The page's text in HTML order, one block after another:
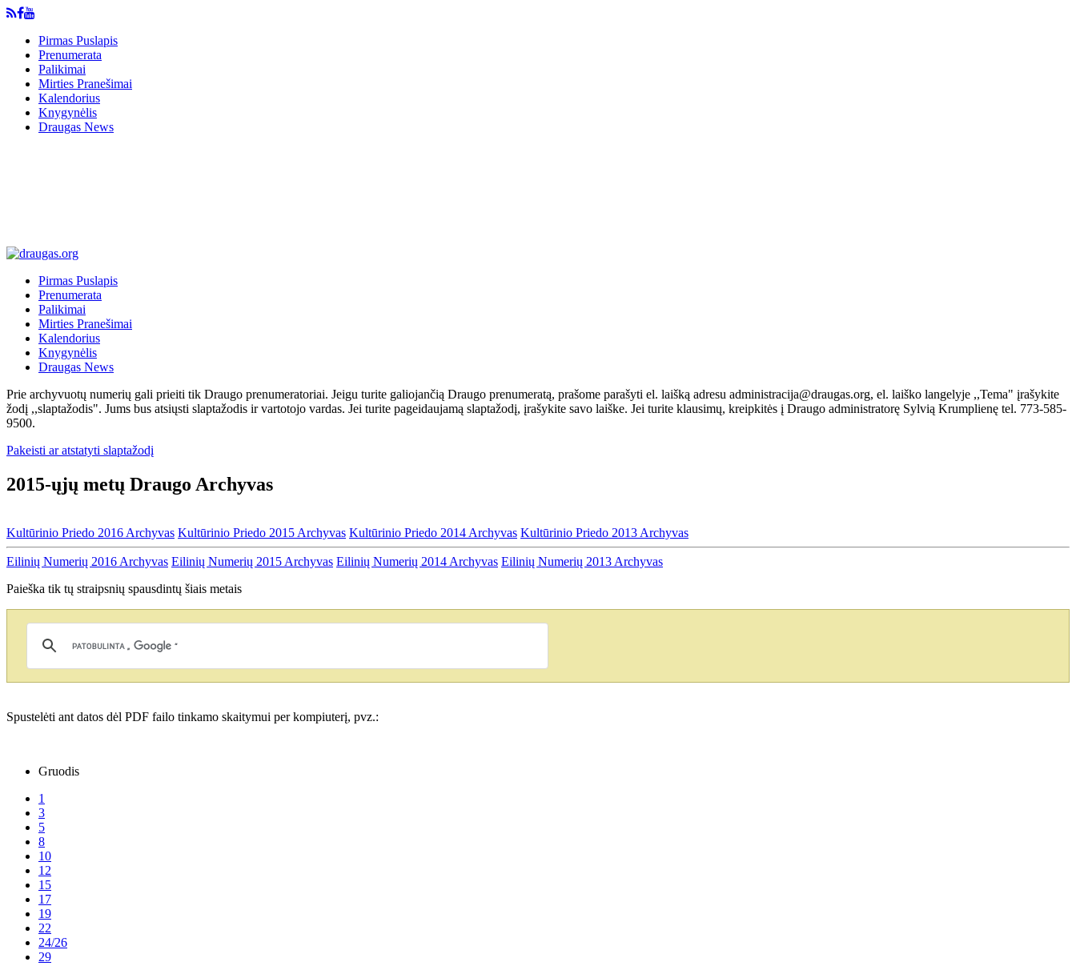
Pirmas Puslapis
Prenumerata
Palikimai
Mirties Pranešimai
Kalendorius
Knygynėlis
Draugas News
Pirmas Puslapis
Prenumerata
Palikimai
Mirties Pranešimai
Kalendorius
Knygynėlis
Draugas News
Prie archyvuotų numerių gali prieiti tik Draugo prenumeratoriai. Jeigu turite galiojančią Draugo prenumeratą, prašome parašyti el. laišką adresu administracija@draugas.org, el. laiško langelyje ,,Tema" įrašykite
žodį ,,slaptažodis". Jums bus atsiųsti slaptažodis ir vartotojo vardas. Jei turite pageidaujamą slaptažodį, įrašykite savo laiške. Jei turite klausimų, kreipkitės į Draugo administratorę Sylvią Krumplienę tel. 773-585-
9500.
Pakeisti ar atstatyti slaptažodį
2015-ųjų metų Draugo Archyvas
Kultūrinio Priedo 2016 Archyvas Kultūrinio Priedo 2015 Archyvas Kultūrinio Priedo 2014 Archyvas Kultūrinio Priedo 2013 Archyvas
Eilinių Numerių 2016 Archyvas Eilinių Numerių 2015 Archyvas Eilinių Numerių 2014 Archyvas Eilinių Numerių 2013 Archyvas
Paieška tik tų straipsnių spausdintų šiais metais
Spustelėti ant datos dėl PDF failo tinkamo skaitymui per kompiuterį, pvz.:
Gruodis
1
3
5
8
10
12
15
17
19
22
24/26
29